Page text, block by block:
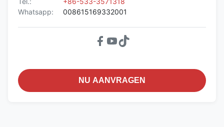
Whatsapp:
008615169332001
NU AANVRAGEN